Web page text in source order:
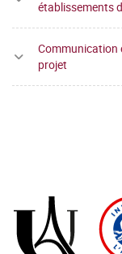
établissements
Communication
projet